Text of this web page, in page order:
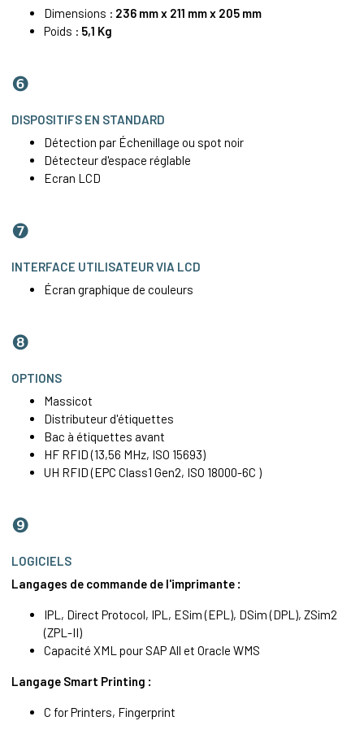
Dimensions : 236 mm x 211 mm x 205 mm
Poids : 5,1 Kg
❻
DISPOSITIFS EN STANDARD
Détection par Échenillage ou spot noir
Détecteur d'espace réglable
Ecran LCD
❼
INTERFACE UTILISATEUR VIA LCD
Écran graphique de couleurs
❽
OPTIONS
Massicot
Distributeur d'étiquettes
Bac à étiquettes avant
HF RFID (13,56 MHz, ISO 15693)
UH RFID (EPC Class1 Gen2, ISO 18000-6C )
❾
LOGICIELS
Langages de commande de l'imprimante :
IPL, Direct Protocol, IPL, ESim (EPL), DSim (DPL), ZSim2
(ZPL-II)
Capacité XML pour SAP All et Oracle WMS
Langage Smart Printing :
C for Printers, Fingerprint